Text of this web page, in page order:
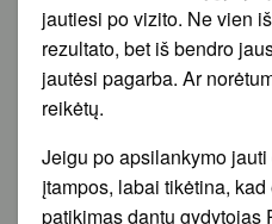
jautiesi po vizito. Ne vien
rezultato, bet iš bendro
jautėsi pagarba. Ar
reikėtų.
Jeigu po apsilankymo
įtampos, labai tikėtina,
patikimas dantų gydytojas